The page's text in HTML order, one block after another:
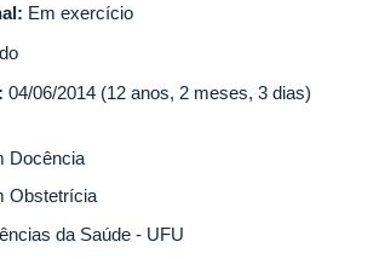
Em exercício
04/06/2014 (12 anos, 2 meses, 3 dias)
Docência
Obstetrícia
da Saúde - UFU